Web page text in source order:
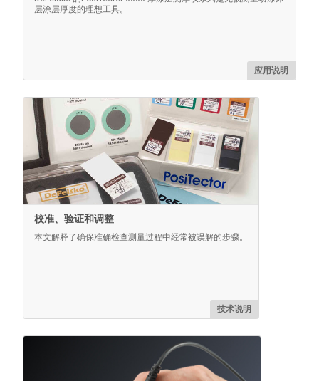
PosiTector 探头端部的理想选择。
了解更多
层涂层厚度的理想工具。
应用说明
校准、验证和调整
本文解释了确保准确检查测量过程中经常被误解的步骤。
技术说明